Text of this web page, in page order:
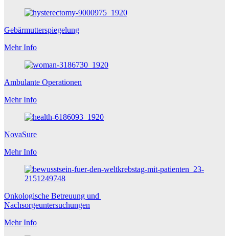
Gebärmutterspiegelung
Mehr Info
Ambulante Operationen
Mehr Info
NovaSure
Mehr Info
Onkologische Betreuung und
Nachsorgeuntersuchungen
Mehr Info